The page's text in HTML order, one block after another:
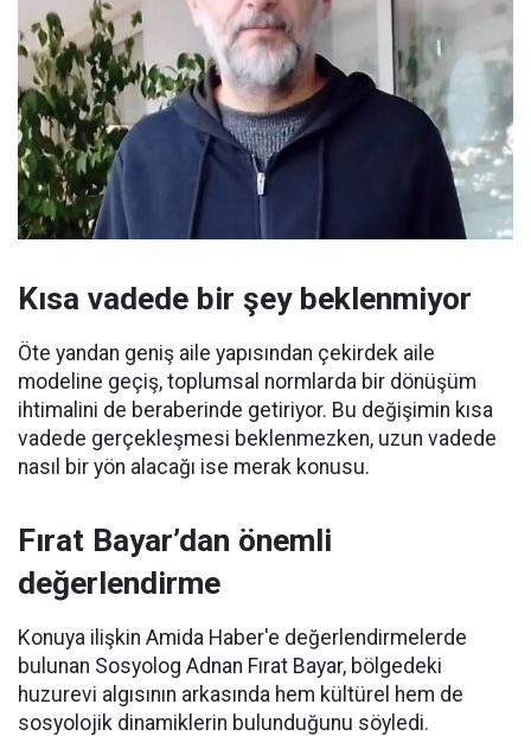
Kısa vadede bir şey beklenmiyor
Öte yandan geniş aile yapısından çekirdek aile
modeline geçiş, toplumsal normlarda bir dönüşüm
ihtimalini de beraberinde getiriyor. Bu değişimin kısa
vadede gerçekleşmesi beklenmezken, uzun vadede
nasıl bir yön alacağı ise merak konusu.
Fırat Bayar’dan önemli
değerlendirme
Konuya ilişkin Amida Haber'e değerlendirmelerde
bulunan Sosyolog Adnan Fırat Bayar, bölgedeki
huzurevi algısının arkasında hem kültürel hem de
sosyolojik dinamiklerin bulunduğunu söyledi.